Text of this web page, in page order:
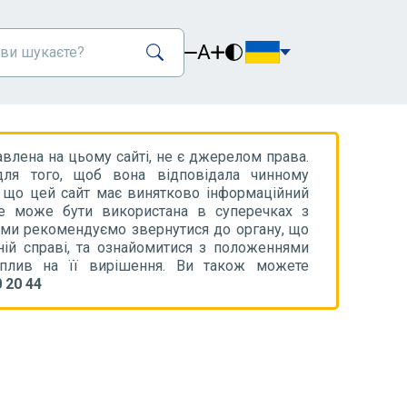
A
на цьому сайті, не є джерелом права.
того, щоб вона відповідала чинному
цей сайт має винятково інформаційний
може бути використана в суперечках з
рекомендуємо звернутися до органу, що
справі, та ознайомитися з положеннями
на її вирішення. Ви також можете
20 44